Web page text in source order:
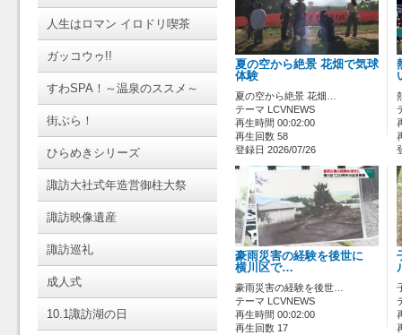
人生はロマン イロドリ喫茶
ガッコウゥ!!
すわSPA！～温泉のススメ～
街ぶら！
ひらめきシリーズ
諏訪大社式年造営御柱大祭
諏訪映像遺産
諏訪巡礼
成人式
10.1諏訪湖の日
夏の空から絶景 花畑で気球
体験
夏の空から絶景 花畑…
テーマ LCVNEWS
再生時間 00:02:00
再生回数 58
登録日 2026/07/26
豪雨災害の経験を後世に
横川区で…
豪雨災害の経験を後世…
テーマ LCVNEWS
再生時間 00:02:00
再生回数 17